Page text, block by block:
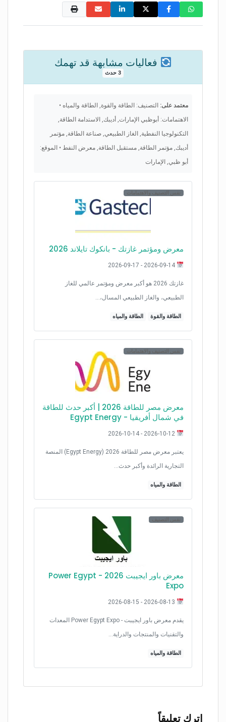
فعاليات مشابهة قد تهمك
3 حدث
معتمد على: التصنيف: الطاقة والقوة, الطاقة والمياه •
الاهتمامات: أبوظبي الإمارات, أديبك, الاستدامة الطاقة,
التكنولوجيا النفطية, الغاز الطبيعي, صناعة الطاقة, مؤتمر
أديبك, مؤتمر الطاقة, مستقبل الطاقة, معرض النفط • الموقع:
أبو ظبي, الإمارات
نفس التصنيف والاهتمامات
معرض ومؤتمر غازتك - بانكوك تايلاند 2026
غازتك 2026 هو أكبر معرض ومؤتمر عالمي للغاز
الطبيعي، والغاز الطبيعي المسال،…
الطاقة والقوة الطاقة والمياه
نفس التصنيف والاهتمامات
معرض مصر للطاقة 2026 | أكبر حدث للطاقة
في شمال أفريقيا - Egypt Energy
يعتبر معرض مصر للطاقة 2026 (Egypt Energy) المنصة
التجارية الرائدة وأكبر حدث…
الطاقة والمياه
نفس التصنيف
معرض باور ايجيبت 2026 - Power Egypt
Expo
يقدم معرض باور ايجيبت - Power Egypt Expo المعدات
والتقنيات والمنتجات والدراية…
الطاقة والمياه
اترك تعليقاً